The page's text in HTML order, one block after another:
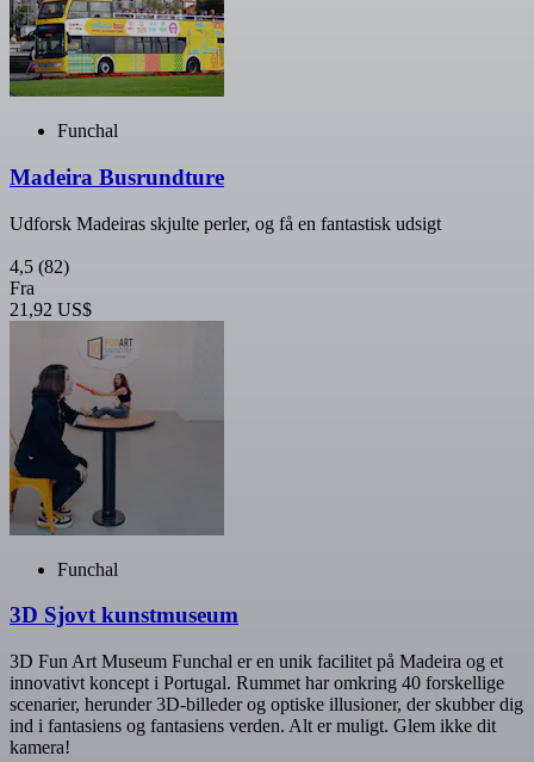
Funchal
Madeira Busrundture
Udforsk Madeiras skjulte perler, og få en fantastisk udsigt
4,5 (82)
Fra
21,92 US$
Funchal
3D Sjovt kunstmuseum
3D Fun Art Museum Funchal er en unik facilitet på Madeira og et
innovativt koncept i Portugal. Rummet har omkring 40 forskellige
scenarier, herunder 3D-billeder og optiske illusioner, der skubber dig
ind i fantasiens og fantasiens verden. Alt er muligt. Glem ikke dit
kamera!